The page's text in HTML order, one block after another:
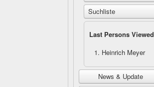
Suchliste
Last Persons Viewed
Heinrich Meyer
News & Update